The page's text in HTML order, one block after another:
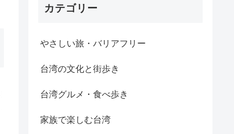
カテゴリー
やさしい旅・バリアフリー
台湾の文化と街歩き
台湾グルメ・食べ歩き
家族で楽しむ台湾